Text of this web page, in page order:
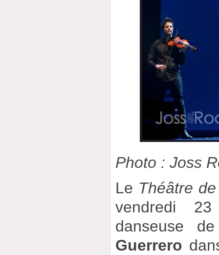
Photo : Joss
Le Théâtre
vendredi
danseuse
Guerrero